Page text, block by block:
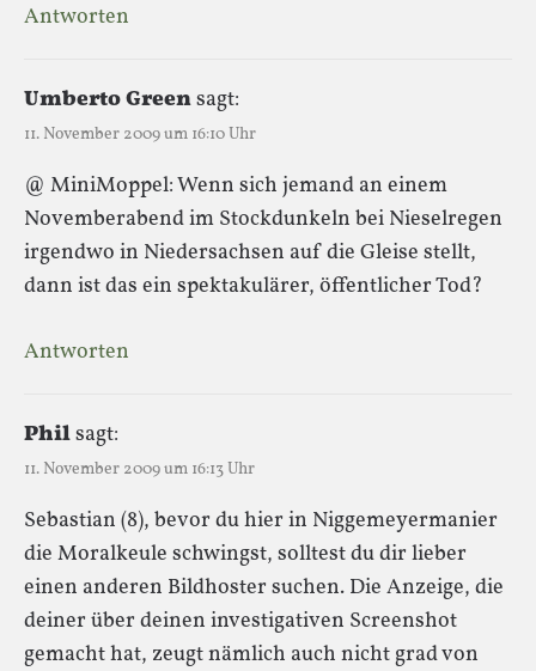
Antworten
Umberto Greensagt:
11. November 2009 um 16:10 Uhr
@ MiniMoppel: Wenn sich jemand an einem
Novemberabend im Stockdunkeln bei Nieselregen
irgendwo in Niedersachsen auf die Gleise stellt,
dann ist das ein spektakulärer, öffentlicher Tod?
Antworten
Philsagt:
11. November 2009 um 16:13 Uhr
Sebastian (8), bevor du hier in Niggemeyermanier
die Moralkeule schwingst, solltest du dir lieber
einen anderen Bildhoster suchen. Die Anzeige, die
deiner über deinen investigativen Screenshot
gemacht hat, zeugt nämlich auch nicht grad von